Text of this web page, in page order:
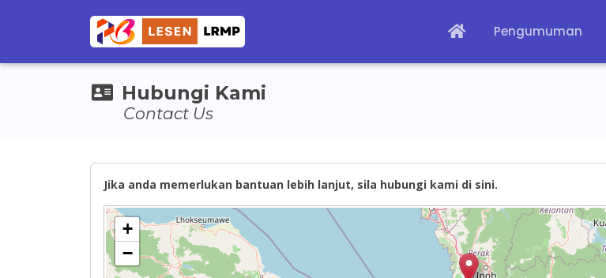
Pengumuman
Hubungi Kami
Contact Us
Jika anda memerlukan bantuan lebih lanjut, sila hubungi kami di sini.